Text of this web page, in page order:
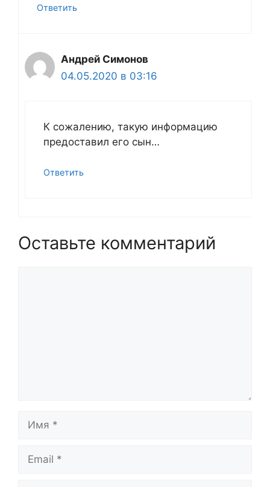
Ответить
Андрей Симонов
04.05.2020 в 03:16
К сожалению, такую информацию
предоставил его сын…
Ответить
Оставьте комментарий